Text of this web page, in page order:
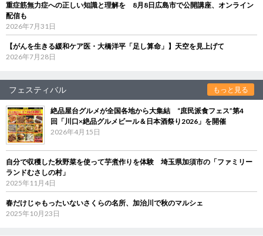
重症筋無力症への正しい知識と理解を 8月8日広島市で公開講座、オンライン
配信も
2026年7月31日
【がんを生きる緩和ケア医・大橋洋平「足し算命」】天空を見上げて
2026年7月28日
フェスティバル もっと見る
絶品屋台グルメが全国各地から大集結 “庶民派食フェス”第4
回「川口×絶品グルメビール＆日本酒祭り2026」を開催
2026年4月15日
自分で収穫した秋野菜を使って芋煮作りを体験 埼玉県加須市の「ファミリー
ランドむさしの村」
2025年11月4日
春だけじゃもったいないさくらの名所、加治川で秋のマルシェ
2025年10月23日